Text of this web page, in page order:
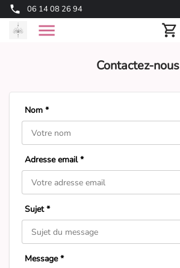
06 14 08 26 94
Contactez-nous
Nom *
Adresse email *
Sujet *
Message *